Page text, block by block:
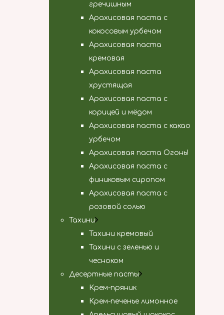
гречишным
Арахисовая паста с
кокосовым урбечом
Арахисовая паста
кремовая
Арахисовая паста
хрустящая
Арахисовая паста с
корицей и мёдом
Арахисовая паста с какао
урбечом
Арахисовая паста Огонь!
Арахисовая паста с
финиковым сиропом
Арахисовая паста с
розовой солью
Тахини
Тахини кремовый
Тахини с зеленью и
чесноком
Десертные пасты
Крем-пряник
Крем-печенье лимонное